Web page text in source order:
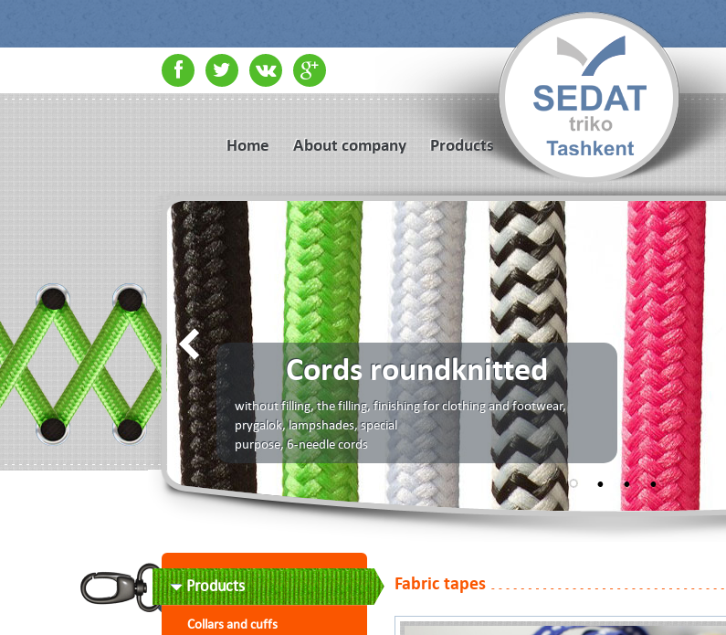
Home About company Products
Cords roundknitted
without filling, the filling, finishing for clothing and footwear,
prygalok, lampshades, special
purpose, 6-needle cords
Products
Collars and cuffs
Fabric tapes